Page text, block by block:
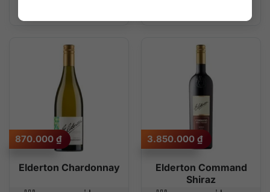
Elderton Chardonnay
870.000 ₫
Elderton Command
Shiraz
3.850.000 ₫